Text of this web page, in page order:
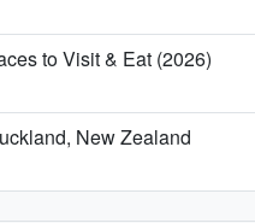
to Visit & Eat (2026)
New Zealand